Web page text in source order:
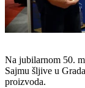
Na jubilarnom 50.
Sajmu šljive u
proizvoda.